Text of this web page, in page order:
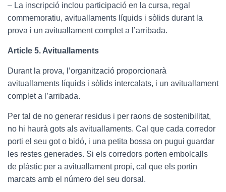
– La inscripció inclou participació en la cursa, regal
commemoratiu, avituallaments líquids i sòlids durant la
prova i un avituallament complet a l’arribada.
Article 5. Avituallaments
Durant la prova, l’organització proporcionarà
avituallaments líquids i sòlids intercalats, i un avituallament
complet a l’arribada.
Per tal de no generar residus i per raons de sostenibilitat,
no hi haurà gots als avituallaments. Cal que cada corredor
porti el seu got o bidó, i una petita bossa on pugui guardar
les restes generades. Si els corredors porten embolcalls
de plàstic per a avituallament propi, cal que els portin
marcats amb el número del seu dorsal.